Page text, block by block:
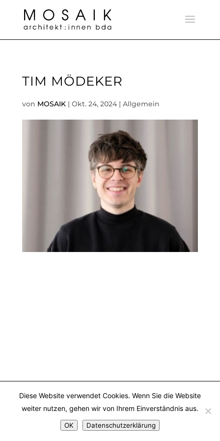
TIM MÖDEKER
von MOSAIK| Okt. 24, 2024| Allgemein
Diese Website verwendet Cookies. Wenn Sie die Website
weiter nutzen, gehen wir von Ihrem Einverständnis aus.
OK Datenschutzerklärung